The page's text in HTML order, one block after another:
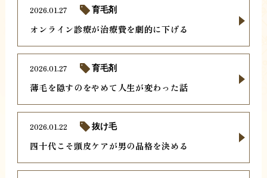
オンライン診療が治療費を劇的に下げる
2026.01.27 育毛剤
薄毛を隠すのをやめて人生が変わった話
2026.01.27 育毛剤
四十代こそ頭皮ケアが男の品格を決める
2026.01.22 抜け毛